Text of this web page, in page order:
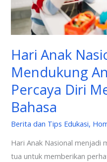
Hari Anak
Mendukung
Percaya Diri
Bahasa
Berita dan Tips Edukasi,
Hari Anak Nasional menjadi
tua untuk memberikan
Percaya
Diri
Melalui
Bahasa